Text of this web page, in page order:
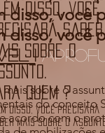
disso, você
disso, você
1
sobre o
do conceito
acordo com o
disso, você
saber
sobre o
quem ?
disso, você precisará
mais sobre o